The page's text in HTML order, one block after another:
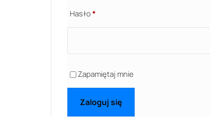
Hasło*
Zapamiętaj mnie
Zaloguj się